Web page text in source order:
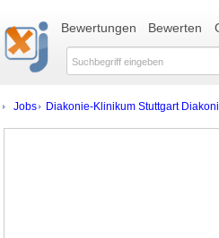
Bewertungen Bewerten
Jobs Diakonie-Klinikum Stuttgart